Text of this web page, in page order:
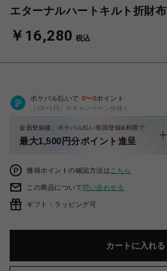
エターナルハートキルト折財布
￥16,280 税込
ポケパル払いで 0〜0ポイント
（1P=1円）※キャンペーン分除く
会員登録後、ポケパル払い初回登録&利用で
最大1,500円分ポイント進呈
獲得ポイントの確認方法は こちら
この商品について問い合わせる
ギフト：ラッピング可
カートに入れる